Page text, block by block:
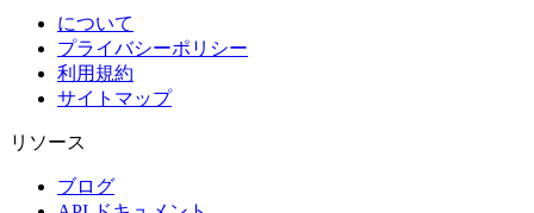
について
プライバシーポリシー
利用規約
サイトマップ
リソース
ブログ